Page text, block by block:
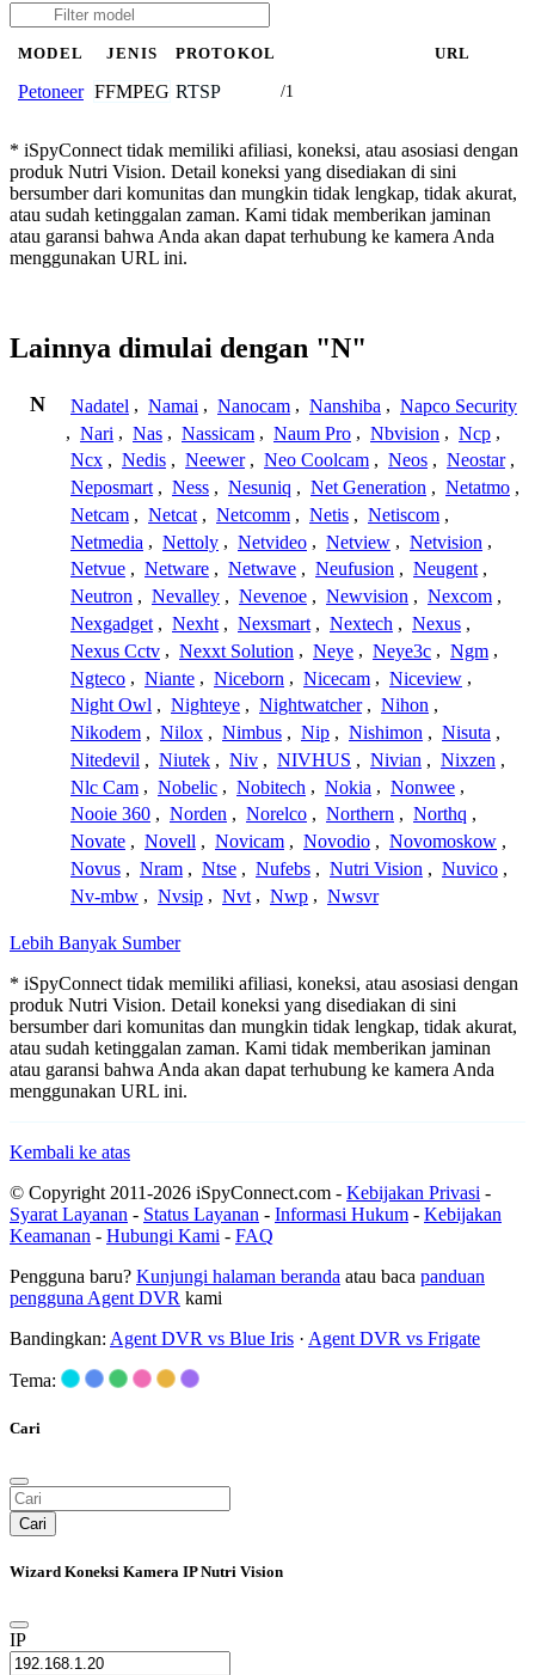
MODEL JENIS PROTOKOL URL
Petoneer FFMPEG RTSP /1
* iSpyConnect tidak memiliki afiliasi, koneksi, atau asosiasi dengan
produk Nutri Vision. Detail koneksi yang disediakan di sini
bersumber dari komunitas dan mungkin tidak lengkap, tidak akurat,
atau sudah ketinggalan zaman. Kami tidak memberikan jaminan
atau garansi bahwa Anda akan dapat terhubung ke kamera Anda
menggunakan URL ini.
Lainnya dimulai dengan "N"
N Nadatel , Namai , Nanocam , Nanshiba , Napco Security
, Nari , Nas , Nassicam , Naum Pro , Nbvision , Ncp ,
Ncx , Nedis , Neewer , Neo Coolcam , Neos , Neostar ,
Neposmart , Ness , Nesuniq , Net Generation , Netatmo ,
Netcam , Netcat , Netcomm , Netis , Netiscom ,
Netmedia , Nettoly , Netvideo , Netview , Netvision ,
Netvue , Netware , Netwave , Neufusion , Neugent ,
Neutron , Nevalley , Nevenoe , Newvision , Nexcom ,
Nexgadget , Nexht , Nexsmart , Nextech , Nexus ,
Nexus Cctv , Nexxt Solution , Neye , Neye3c , Ngm ,
Ngteco , Niante , Niceborn , Nicecam , Niceview ,
Night Owl , Nighteye , Nightwatcher , Nihon ,
Nikodem , Nilox , Nimbus , Nip , Nishimon , Nisuta ,
Nitedevil , Niutek , Niv , NIVHUS , Nivian , Nixzen ,
Nlc Cam , Nobelic , Nobitech , Nokia , Nonwee ,
Nooie 360 , Norden , Norelco , Northern , Northq ,
Novate , Novell , Novicam , Novodio , Novomoskow ,
Novus , Nram , Ntse , Nufebs , Nutri Vision , Nuvico ,
Nv-mbw , Nvsip , Nvt , Nwp , Nwsvr
Lebih Banyak Sumber
* iSpyConnect tidak memiliki afiliasi, koneksi, atau asosiasi dengan
produk Nutri Vision. Detail koneksi yang disediakan di sini
bersumber dari komunitas dan mungkin tidak lengkap, tidak akurat,
atau sudah ketinggalan zaman. Kami tidak memberikan jaminan
atau garansi bahwa Anda akan dapat terhubung ke kamera Anda
menggunakan URL ini.
Kembali ke atas
© Copyright 2011-2026 iSpyConnect.com - Kebijakan Privasi -
Syarat Layanan - Status Layanan - Informasi Hukum - Kebijakan
Keamanan - Hubungi Kami - FAQ
Pengguna baru? Kunjungi halaman beranda atau baca panduan
pengguna Agent DVR kami
Bandingkan: Agent DVR vs Blue Iris · Agent DVR vs Frigate
Tema:
Cari
Cari
Wizard Koneksi Kamera IP Nutri Vision
IP